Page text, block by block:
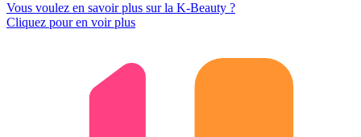
Vous voulez en savoir plus sur la K-Beauty ?
Cliquez pour en voir plus